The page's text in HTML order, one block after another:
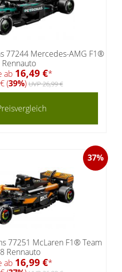
77244 Mercedes-AMG F1®
Rennauto
ab 16,49 €*
(39%) UVP 26,99 €
37%
77251 McLaren F1® Team
Rennauto
ab 16,99 €*